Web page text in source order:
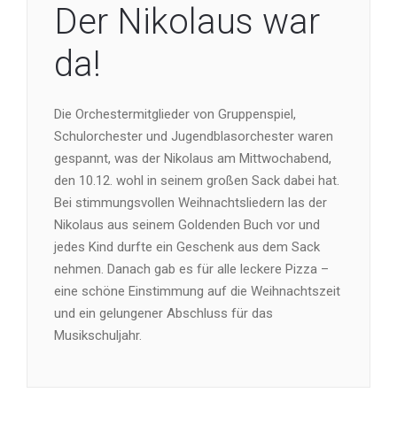
Der Nikolaus war
da!
Die Orchestermitglieder von Gruppenspiel,
Schulorchester und Jugendblasorchester waren
gespannt, was der Nikolaus am Mittwochabend,
den 10.12. wohl in seinem großen Sack dabei hat.
Bei stimmungsvollen Weihnachtsliedern las der
Nikolaus aus seinem Goldenden Buch vor und
jedes Kind durfte ein Geschenk aus dem Sack
nehmen. Danach gab es für alle leckere Pizza –
eine schöne Einstimmung auf die Weihnachtszeit
und ein gelungener Abschluss für das
Musikschuljahr.